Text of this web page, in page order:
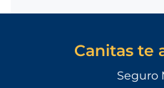
Canitas te
Seguro